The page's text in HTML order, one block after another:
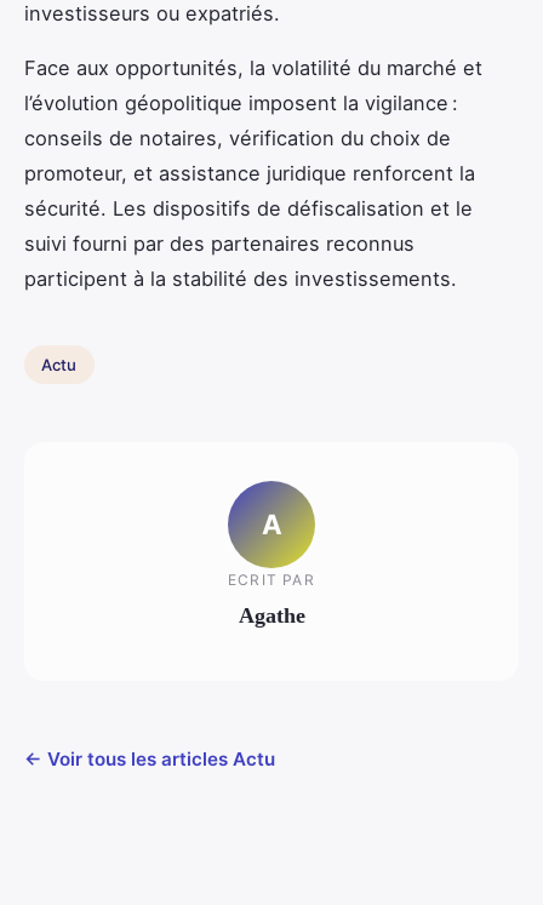
investisseurs ou expatriés.
Face aux opportunités, la volatilité du marché et
l’évolution géopolitique imposent la vigilance :
conseils de notaires, vérification du choix de
promoteur, et assistance juridique renforcent la
sécurité. Les dispositifs de défiscalisation et le
suivi fourni par des partenaires reconnus
participent à la stabilité des investissements.
Actu
A
ECRIT PAR
Agathe
← Voir tous les articles Actu